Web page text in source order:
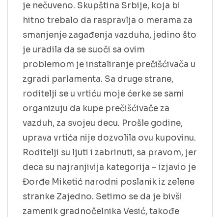
je nečuveno. Skupština Srbije, koja bi
hitno trebalo da raspravlja o merama za
smanjenje zagađenja vazduha, jedino što
je uradila da se suoči sa ovim
problemom je instaliranje prečišćivača u
zgradi parlamenta. Sa druge strane,
roditelji se u vrtiću moje ćerke se sami
organizuju da kupe prečišćivače za
vazduh, za svojeu decu. Prošle godine,
uprava vrtića nije dozvolila ovu kupovinu.
Roditelji su ljuti i zabrinuti, sa pravom, jer
deca su najranjivija kategorija – izjavio je
Đorđe Miketić narodni poslanik iz zelene
stranke Zajedno. Setimo se da je bivši
zamenik gradnočelnika Vesić, takođe